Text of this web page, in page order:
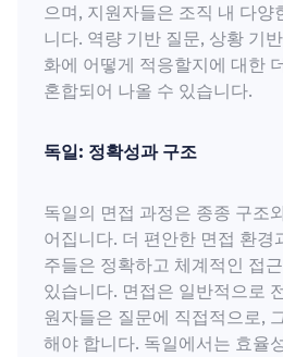
으며, 지원자들은 조직 내 다양
니다. 역량 기반 질문, 상황 기
화에 어떻게 적응할지에 대한
혼합되어 나올 수 있습니다.
독일: 정확성과 구조
독일의 면접 과정은 종종 구조
어집니다. 더 편안한 면접 환경
주들은 정확하고 체계적인 접
있습니다. 면접은 일반적으로
원자들은 질문에 직접적으로,
해야 합니다. 독일에서는 효율